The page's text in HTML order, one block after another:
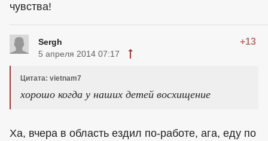
чувства!
Sergh +13
5 апреля 2014 07:17
Цитата: vietnam7
хорошо когда у наших детей восхищение
Ха, вчера в область ездил по-работе, ага, еду по